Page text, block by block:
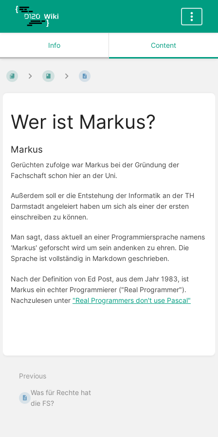
Info Content
Wer ist Markus?
Markus
Gerüchten zufolge war Markus bei der Gründung der
Fachschaft schon hier an der Uni.
Außerdem soll er die Entstehung der Informatik an der TH
Darmstadt angeleiert haben um sich als einer der ersten
einschreiben zu können.
Man sagt, dass aktuell an einer Programmiersprache namens
'Markus' geforscht wird um sein andenken zu ehren. Die
Sprache ist vollständig in Markdown geschrieben.
Nach der Definition von Ed Post, aus dem Jahr 1983, ist
Markus ein echter Programmierer ("Real Programmer").
Nachzulesen unter "Real Programmers don't use Pascal"
Previous
Was für Rechte hat
die FS?